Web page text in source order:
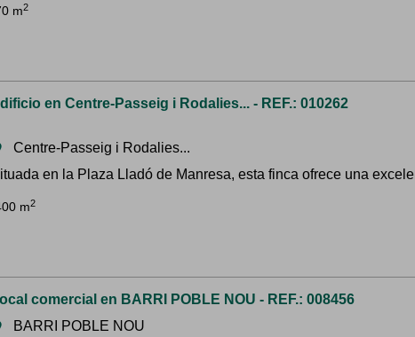
m2
en Centre-Passeig i Rodalies... - REF.: 010262
Centre-Passeig i Rodalies...
en la Plaza Lladó de Manresa, esta finca ofrece una
m2
comercial en BARRI POBLE NOU - REF.: 008456
BARRI POBLE NOU